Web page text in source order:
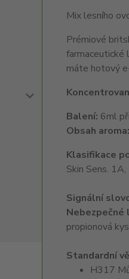
Mix lesního
Prémiové
farmaceutické
máte hotový
Balení: 6ml
Obsah aroma:
Klasifikace
Skin Sens.
Signální
Nebezpečné
propionová
Standardní
H317